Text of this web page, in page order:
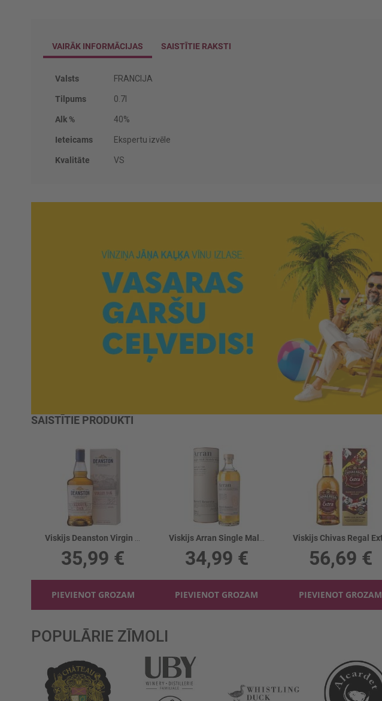
VAIRĀK INFORMĀCIJAS
Vairāk
Valsts FRANCIJA
Tilpums 0.7l
Alk % 40%
Ieteicams Ekspertu izvēle
Kvalitāte VS
SAISTĪTIE RAKSTI
SAISTĪTIE PRODUKTI
Viskijs Deanston Virgin Oak 46.3%
35,99 €
PIEVIENOT GROZAM
Viskijs Arran Single Malt Barrel Reserve 43%
34,99 €
PIEVIENOT GROZAM
56,69 €
PIEVIENOT GROZAM
POPULĀRIE ZĪMOLI